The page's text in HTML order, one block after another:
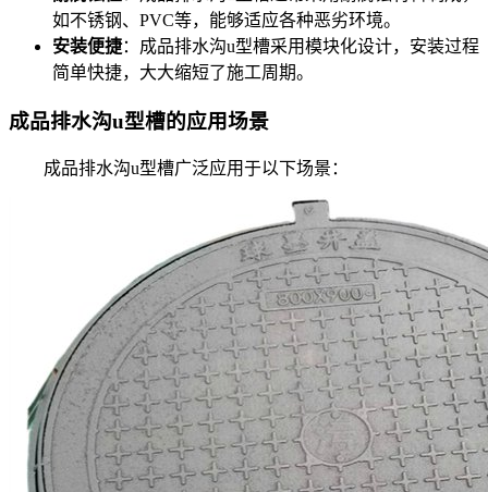
如不锈钢、PVC等，能够适应各种恶劣环境。
安装便捷：成品排水沟u型槽采用模块化设计，安装过程
简单快捷，大大缩短了施工周期。
成品排水沟u型槽的应用场景
成品排水沟u型槽广泛应用于以下场景：